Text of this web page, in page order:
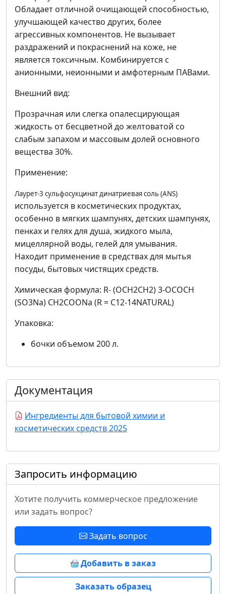
Обладает отличной очищающей способностью,
улучшающей качество других, более
агрессивных компонентов. Не вызывает
раздражений и покраснений на коже, не
является токсичным. Комбинируется с
анионными, неионными и амфотерным ПАВами.
Внешний вид:
Прозрачная или слегка опалесцирующая
жидкость от бесцветной до желтоватой со
слабым запахом и массовым долей основного
вещества 30%.
Применение:
Лаурет-3 сульфосукцинат динатриевая соль (ANS)
используется в косметических продуктах,
особенно в мягких шампунях, детских шампунях,
пенках и гелях для душа, жидкого мыла,
мицеллярной воды, гелей для умывания.
Находит применение в средствах для мытья
посуды, бытовых чистящих средств.
Химическая формула: R- (OCH2CH2) 3-OCOCH
(SO3Na) CH2COONa (R = C12-14NATURAL)
Упаковка:
бочки объемом 200 л.
Документация
Ингредиенты для бытовой химии и
косметических средств 2025
Запросить информацию
Хотите получить коммерческое предложение
или задать вопрос?
Задать вопрос
Добавить в заказ
Заказать образец